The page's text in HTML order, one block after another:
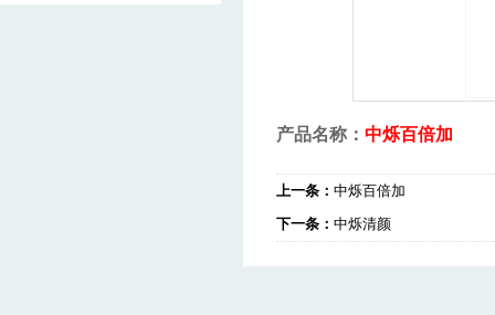
产品名称： 中烁百倍加
上一条： 中烁百倍加
下一条： 中烁清颜